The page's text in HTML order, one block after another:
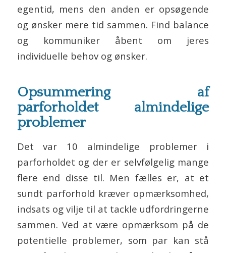
egentid, mens den anden er opsøgende
og ønsker mere tid sammen. Find balance
og kommuniker åbent om jeres
individuelle behov og ønsker.
Opsummering af
parforholdet almindelige
problemer
Det var 10 almindelige problemer i
parforholdet og der er selvfølgelig mange
flere end disse til. Men fælles er, at et
sundt parforhold kræver opmærksomhed,
indsats og vilje til at tackle udfordringerne
sammen. Ved at være opmærksom på de
potentielle problemer, som par kan stå